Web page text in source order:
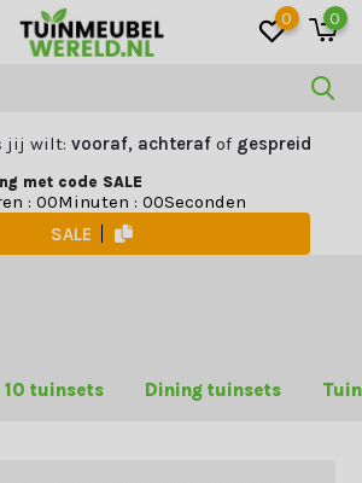
0 0
jij wilt:vooraf, achterafof gespreid
met code SALE
: 00Minuten : 00Seconden
SALE
10 tuinsets Dining tuinsets